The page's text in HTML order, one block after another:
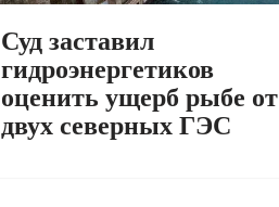
Суд заставил
гидроэнергетиков
оценить ущерб рыбе от
двух северных ГЭС